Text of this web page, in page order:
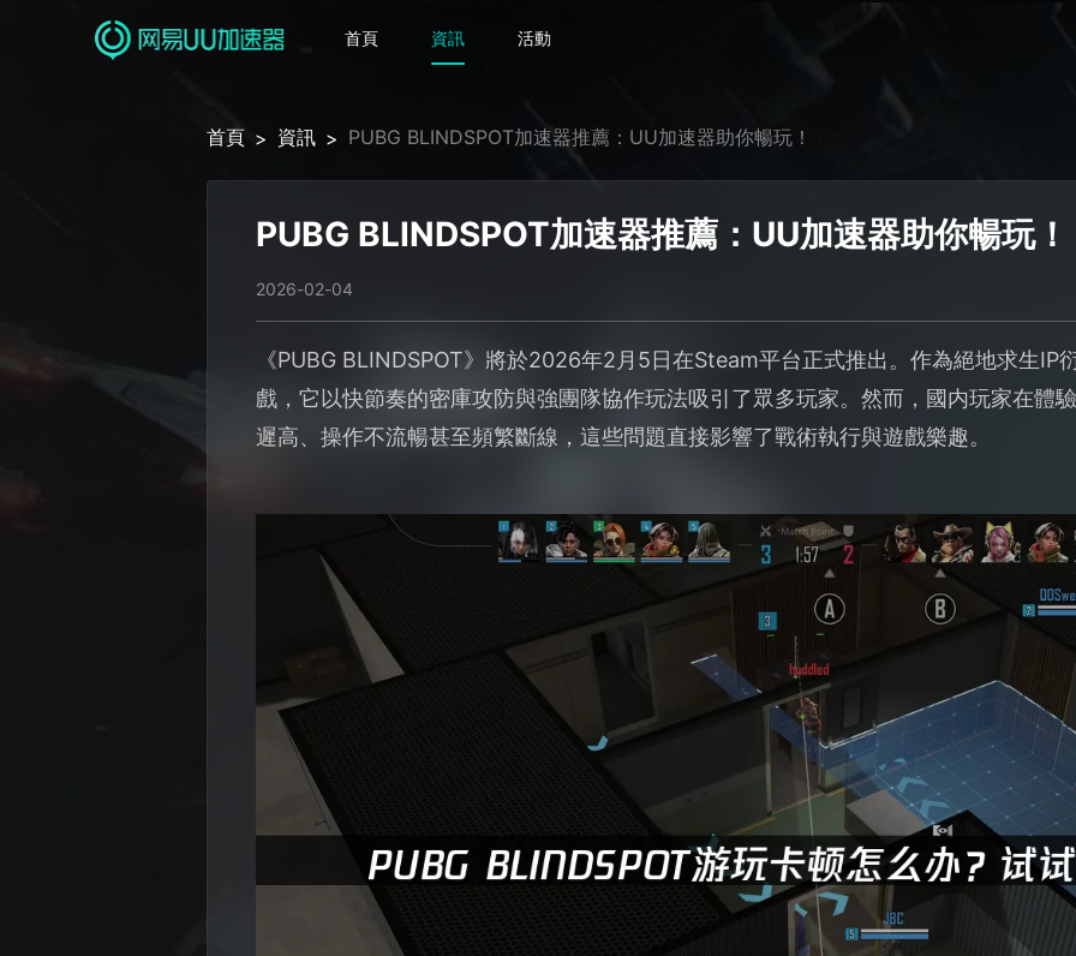
首頁 資訊 活動
首頁 > 資訊 > PUBG BLINDSPOT加速器推薦：UU加速器助你暢玩！
PUBG BLINDSPOT加速器推薦：UU加速器助你暢玩！
2026-02-04
《PUBG BLINDSPOT》將於2026年2月5日在Steam平台正式推出。作為絕地求生IP
戲，它以快節奏的密庫攻防與強團隊協作玩法吸引了眾多玩家。然而，國内玩家在體
遲高、操作不流暢甚至頻繁斷線，這些問題直接影響了戰術執行與遊戲樂趣。